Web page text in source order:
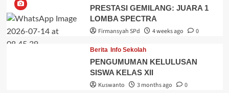
PRESTASI GEMILANG: JUARA 1
LOMBA SPECTRA
Firmansyah SPd
4 weeks ago 0
Berita Info Sekolah
PENGUMUMAN KELULUSAN
SISWA KELAS XII
Kuswanto
3 months ago 0